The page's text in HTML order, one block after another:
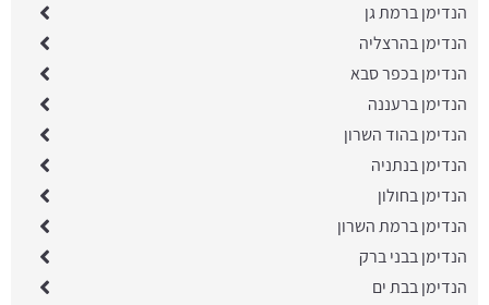
הנדימן ברמת גן
הנדימן בהרצליה
הנדימן בכפר סבא
הנדימן ברעננה
הנדימן בהוד השרון
הנדימן בנתניה
הנדימן בחולון
הנדימן ברמת השרון
הנדימן בבני ברק
הנדימן בבת ים